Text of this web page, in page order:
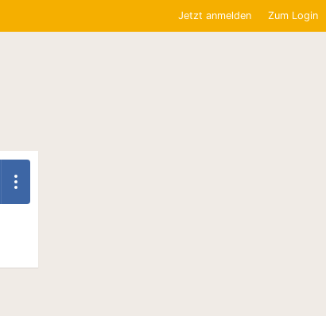
Jetzt anmelden Zum Login